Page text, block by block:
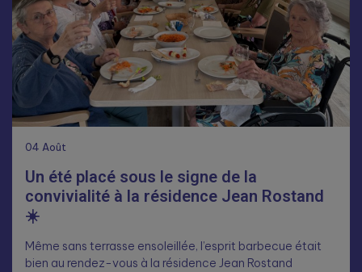
04 Août
Un été placé sous le signe de la
convivialité à la résidence Jean Rostand
☀️
Même sans terrasse ensoleillée, l’esprit barbecue était
bien au rendez-vous à la résidence Jean Rostand